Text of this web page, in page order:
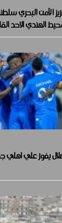
الأمن البحري
الهندي الاحد
يفوز علي اهلي